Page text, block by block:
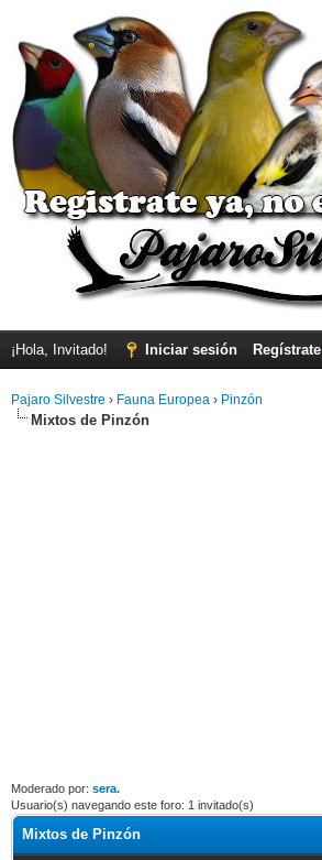
¡Hola, Invitado! Iniciar sesión Regístrate
Pajaro Silvestre › Fauna Europea › Pinzón
Mixtos de Pinzón
Moderado por: sera.
Usuario(s) navegando este foro: 1 invitado(s)
Mixtos de Pinzón